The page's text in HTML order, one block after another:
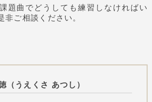
題曲でどうしても練習しなければい
非ご相談ください。
（うえくさ あつし）